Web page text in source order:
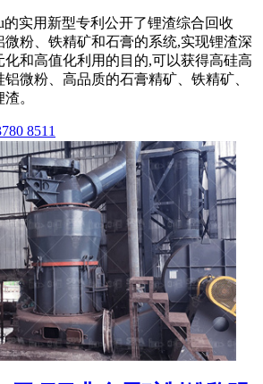
的实用新型专利公开了锂渣综合回收
微粉、铁精矿和石膏的系统,实现锂渣深
化和高值化利用的目的,可以获得高硅高
微粉、高品质的石膏精矿、铁精矿、
。
8511